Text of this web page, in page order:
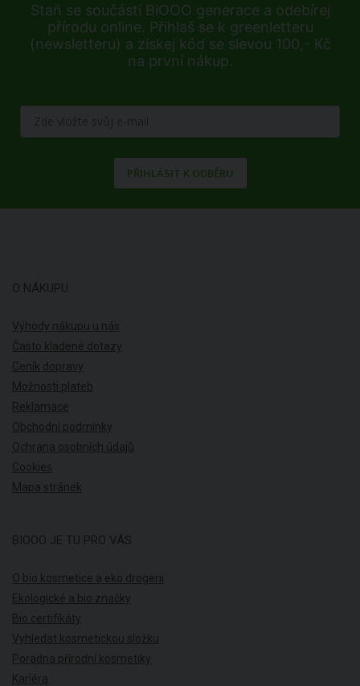
Staň se součástí BiOOO generace a odebírej
přírodu online. Přihlaš se k greenletteru
(newsletteru) a získej kód se slevou 100,- Kč
na první nákup.
PŘIHLÁSIT K ODBĚRU
O NÁKUPU
Výhody nákupu u nás
Často kladené dotazy
Ceník dopravy
Možnosti plateb
Reklamace
Obchodní podmínky
Ochrana osobních údajů
Cookies
Mapa stránek
BIOOO JE TU PRO VÁS
O bio kosmetice a eko drogerii
Ekologické a bio značky
Bio certifikáty
Vyhledat kosmetickou složku
Poradna přírodní kosmetiky
Kariéra